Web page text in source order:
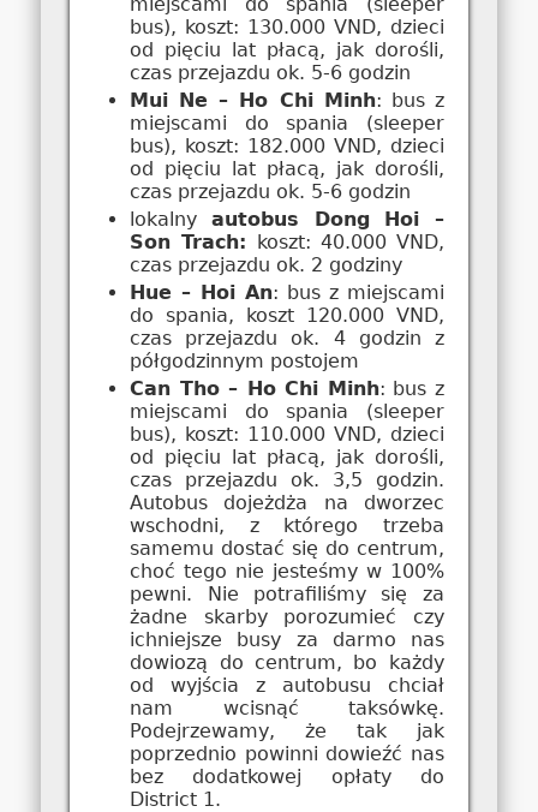
bus), koszt: 130.000 VND, dzieci
od pięciu lat płacą, jak dorośli,
czas przejazdu ok. 5-6 godzin
Mui Ne – Ho Chi Minh: bus z
miejscami do spania (sleeper
bus), koszt: 182.000 VND, dzieci
od pięciu lat płacą, jak dorośli,
czas przejazdu ok. 5-6 godzin
lokalny autobus Dong Hoi –
Son Trach: koszt: 40.000 VND,
czas przejazdu ok. 2 godziny
Hue – Hoi An: bus z miejscami
do spania, koszt 120.000 VND,
czas przejazdu ok. 4 godzin z
półgodzinnym postojem
Can Tho – Ho Chi Minh: bus z
miejscami do spania (sleeper
bus), koszt: 110.000 VND, dzieci
od pięciu lat płacą, jak dorośli,
czas przejazdu ok. 3,5 godzin.
Autobus dojeżdża na dworzec
wschodni, z którego trzeba
samemu dostać się do centrum,
choć tego nie jesteśmy w 100%
pewni. Nie potrafiliśmy się za
żadne skarby porozumieć czy
ichniejsze busy za darmo nas
dowiozą do centrum, bo każdy
od wyjścia z autobusu chciał
nam wcisnąć taksówkę.
Podejrzewamy, że tak jak
poprzednio powinni dowieźć nas
bez dodatkowej opłaty do
District 1.